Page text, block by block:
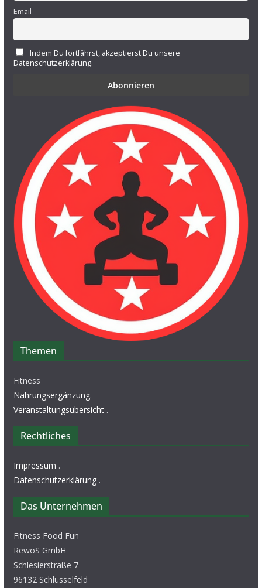
Email
Indem Du fortfährst, akzeptierst Du unsere
Datenschutzerklärung.
Themen
Fitness
Nahrungsergänzung.
Veranstaltungsübersicht.
Rechtliches
Impressum .
Datenschutzerklärung.
Das Unternehmen
Fitness Food Fun
RewoS GmbH
Schlesierstraße 7
96132 Schlüsselfeld